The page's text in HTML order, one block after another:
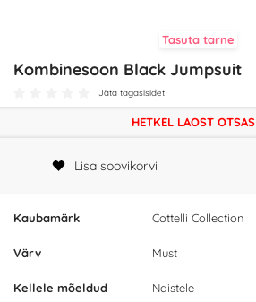
Tasuta tarne
Kombinesoon Black Jumpsuit
Jäta tagasisidet
Kaubamärk Cottelli Collection
Värv Must
Kellele mõeldud Naistele
HETKEL LAOST OTSAS
Lisa soovikorvi